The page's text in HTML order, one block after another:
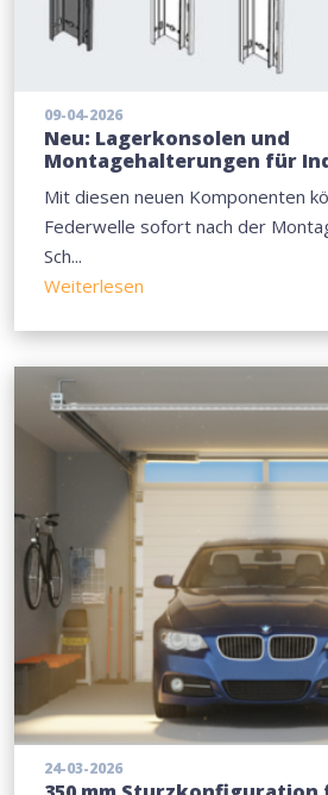
09-04-2026
Neu: Lagerkonsolen und
Montagehalterungen für
Mit diesen neuen Komponenten
Federwelle sofort nach der
Sch...
Weiterlesen
24-03-2026